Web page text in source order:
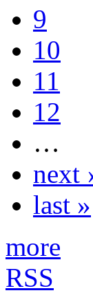
9
10
11
12
…
next
last »
more
RSS